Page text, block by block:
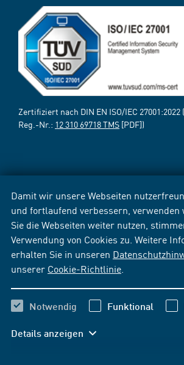
Damit wir unsere Webseiten
und fortlaufend verbessern, verwenden
Sie die Webseiten weiter nutzen,
Verwendung von Cookies zu. Weitere
erhalten Sie in unseren
unserer Cookie-Richtlinie
Notwendig Funktional
Details anzeigen
Zertifiziert nach DIN EN ISO/IEC 27001:2022
Reg.-Nr.: 12 310 69718 TMS [PDF])